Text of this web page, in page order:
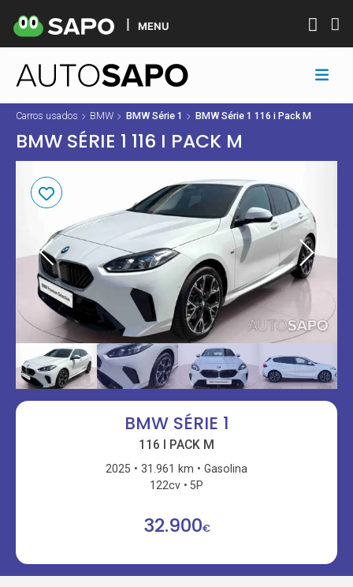
MENU
Carros usados BMW BMW Série 1 BMW Série 1 116 i Pack M
BMW SÉRIE 1 116 I PACK M
BMW SÉRIE 1
116 I PACK M
2025 31.961 km
Gasolina
122cv
5P
32.900€